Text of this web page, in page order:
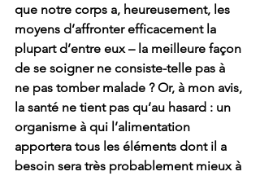
que notre corps a, heureusement, les
moyens d’affronter efficacement la
plupart d’entre eux – la meilleure façon
de se soigner ne consiste-telle pas à
ne pas tomber malade ? Or, à mon avis,
la santé ne tient pas qu’au hasard : un
organisme à qui l’alimentation
apportera tous les éléments dont il a
besoin sera très probablement mieux à